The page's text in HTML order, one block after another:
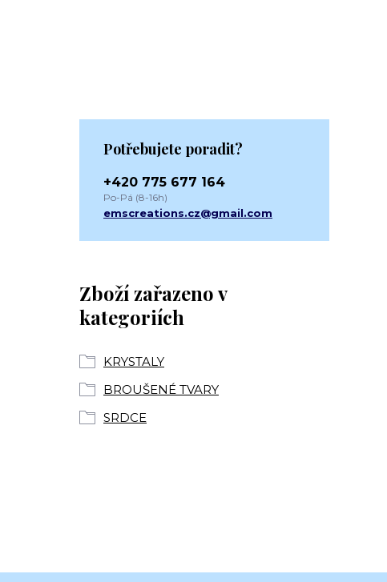
Zboží zařazeno v
kategoriích
KRYSTALY
BROUŠENÉ TVARY
SRDCE
Potřebujete poradit?
+420 775 677 164
Po-Pá (8-16h)
emscreations.cz@gmail.com